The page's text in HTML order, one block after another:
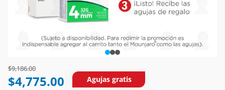
Price reduced from
$9,186.00to
$4,775.00 Agujas gratis